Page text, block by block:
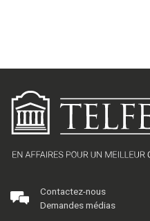
Contactez-nous
Demandes médias